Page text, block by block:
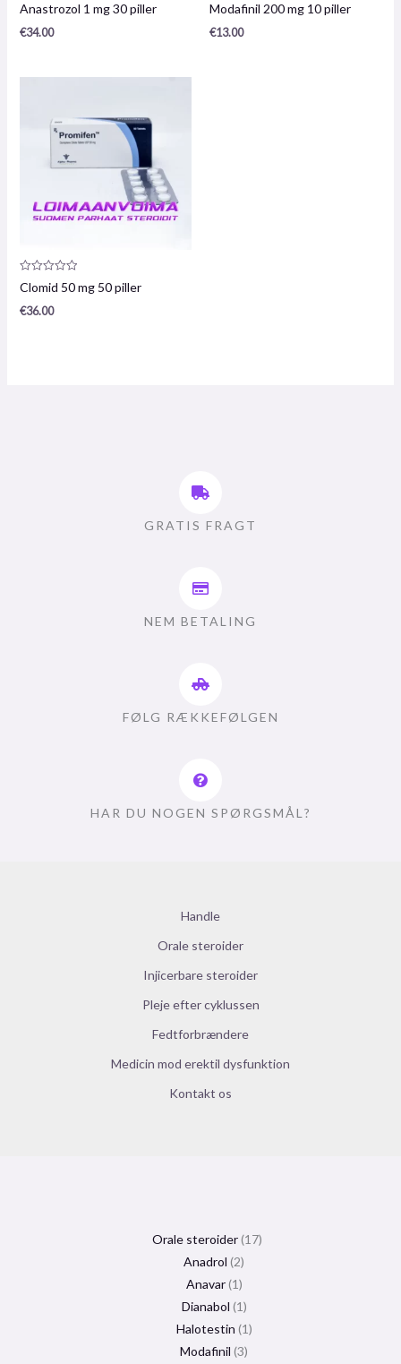
Produktanmeldelse:
0
5
Anastrozol 1 mg 30 piller
€34.00
Produktanmeldelse:
0
5
Modafinil 200 mg 10 piller
€13.00
Produktanmeldelse:
0
5
Clomid 50 mg 50 piller
€36.00
GRATIS FRAGT
NEM BETALING
FØLG RÆKKEFØLGEN
HAR DU NOGEN SPØRGSMÅL?
Handle
Orale steroider
Injicerbare steroider
Pleje efter cyklussen
Fedtforbrændere
Medicin mod erektil dysfunktion
Kontakt os
Orale steroider 17
Anadrol 2
Anavar 1
Dianabol 1
Halotestin 1
Modafinil 3